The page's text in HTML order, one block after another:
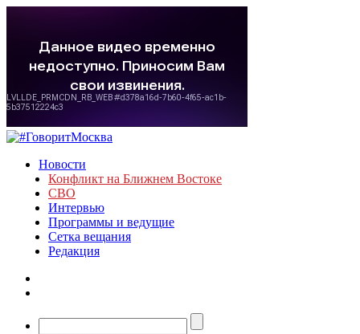
Новости
Конфликт на Ближнем Востоке
СВО
Интервью
Программы и ведущие
Сетка вещания
Редакция